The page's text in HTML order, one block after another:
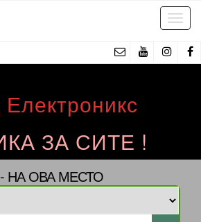
ЗА СИТЕ !
НА ОВА МЕСТО